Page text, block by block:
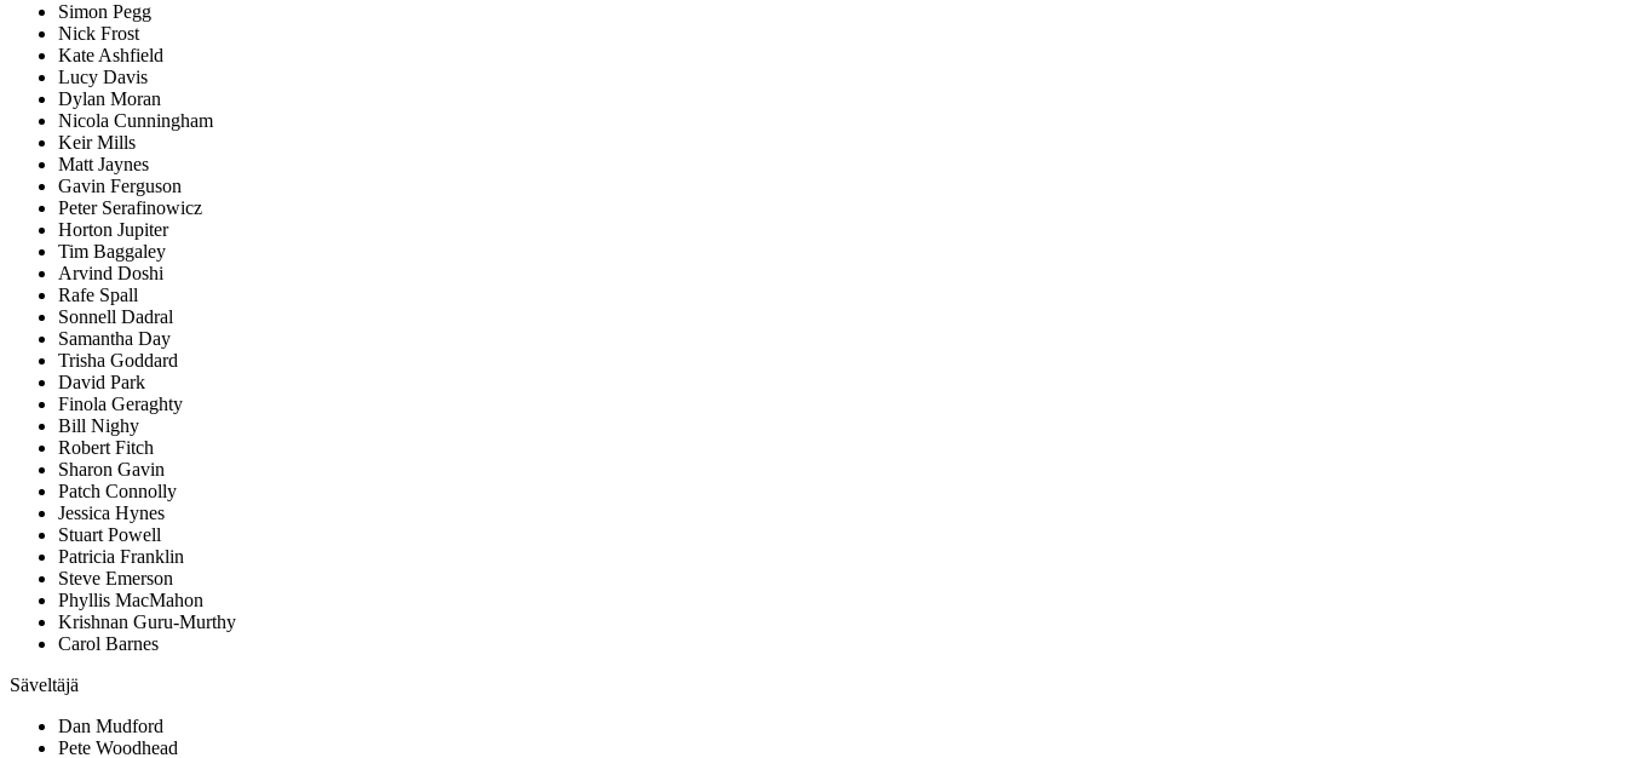
Simon Pegg
Nick Frost
Kate Ashfield
Lucy Davis
Dylan Moran
Nicola Cunningham
Keir Mills
Matt Jaynes
Gavin Ferguson
Peter Serafinowicz
Horton Jupiter
Tim Baggaley
Arvind Doshi
Rafe Spall
Sonnell Dadral
Samantha Day
Trisha Goddard
David Park
Finola Geraghty
Bill Nighy
Robert Fitch
Sharon Gavin
Patch Connolly
Jessica Hynes
Stuart Powell
Patricia Franklin
Steve Emerson
Phyllis MacMahon
Krishnan Guru-Murthy
Carol Barnes
Säveltäjä
Dan Mudford
Pete Woodhead